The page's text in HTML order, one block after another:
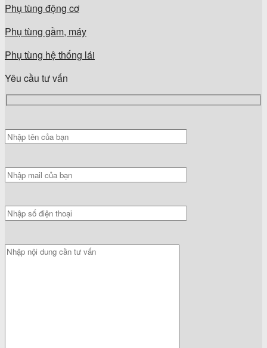
Phụ tùng động cơ
Phụ tùng gầm, máy
Phụ tùng hệ thống lái
Yêu cầu tư vấn